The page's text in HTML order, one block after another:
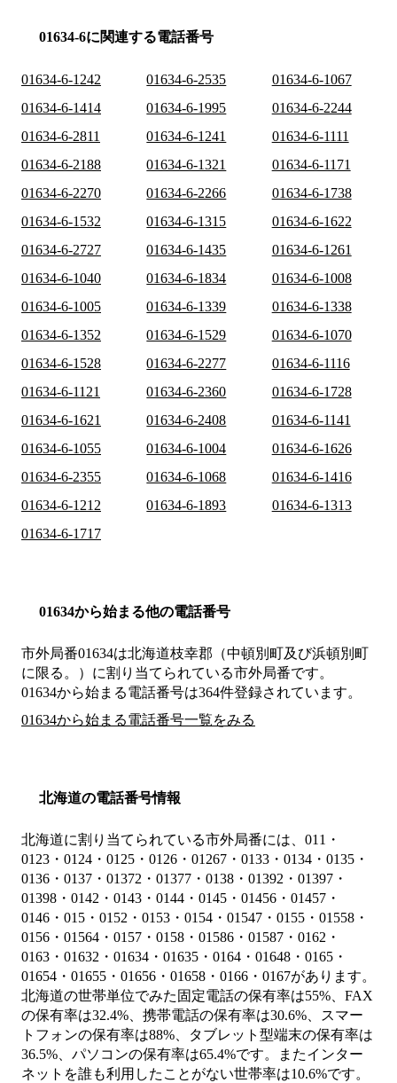
01634-6に関連する電話番号
01634-6-1242 01634-6-2535
01634-6-1067
01634-6-1414
01634-6-1995
01634-6-2244
01634-6-2811
01634-6-1241
01634-6-1111
01634-6-2188
01634-6-1321
01634-6-1171
01634-6-2270
01634-6-2266
01634-6-1738
01634-6-1532
01634-6-1315
01634-6-1622
01634-6-2727
01634-6-1435
01634-6-1261
01634-6-1040
01634-6-1834
01634-6-1008
01634-6-1005
01634-6-1339
01634-6-1338
01634-6-1352
01634-6-1529
01634-6-1070
01634-6-1528
01634-6-2277
01634-6-1116
01634-6-1121
01634-6-2360
01634-6-1728
01634-6-1621
01634-6-2408
01634-6-1141
01634-6-1055
01634-6-1004
01634-6-1626
01634-6-2355
01634-6-1068
01634-6-1416
01634-6-1212
01634-6-1893
01634-6-1313
01634-6-1717
01634から始まる他の電話番号
市外局番01634は北海道枝幸郡（中頓別町及び浜頓別町
に限る。） に割り当てられている市外局番です。
01634から始まる電話番号は364件登録されています。
01634から始まる電話番号一覧をみる
北海道の電話番号情報
北海道に割り当てられている市外局番には、011・
0123・0124・0125・0126・01267・0133・0134・0135・
0136・0137・01372・01377・0138・01392・01397・
01398・0142・0143・0144・0145・01456・01457・
0146・015・0152・0153・0154・01547・0155・01558・
0156・01564・0157・0158・01586・01587・0162・
0163・01632・01634・01635・0164・01648・0165・
01654・01655・01656・01658・0166・0167があります。
北海道の世帯単位でみた固定電話の保有率は55%、FAX
の保有率は32.4%、携帯電話の保有率は30.6%、スマー
トフォンの保有率は88%、タブレット型端末の保有率は
36.5%、パソコンの保有率は65.4%です。またインター
ネットを誰も利用したことがない世帯率は10.6%です。